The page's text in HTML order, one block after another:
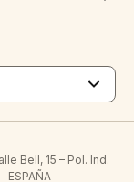
Bell, 15 – Pol. Ind.
ESPAÑA